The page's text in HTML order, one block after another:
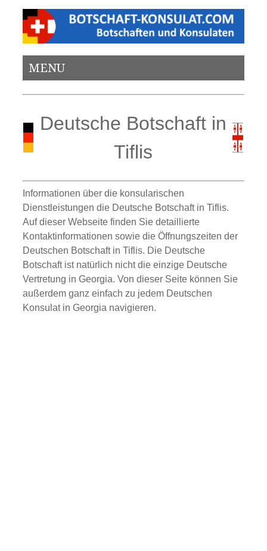
MENU
Deutsche Botschaft in
Tiflis
Informationen über die konsularischen
Dienstleistungen die Deutsche Botschaft in Tiflis.
Auf dieser Webseite finden Sie detaillierte
Kontaktinformationen sowie die Öffnungszeiten der
Deutschen Botschaft in Tiflis. Die Deutsche
Botschaft ist natürlich nicht die einzige Deutsche
Vertretung in Georgia. Von dieser Seite können Sie
außerdem ganz einfach zu jedem Deutschen
Konsulat in Georgia navigieren.